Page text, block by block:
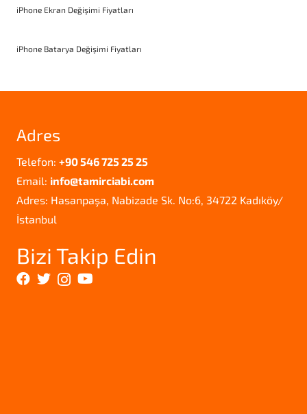
iPhone Ekran Değişimi Fiyatları
iPhone Batarya Değişimi Fiyatları
Adres
Telefon: +90 546 725 25 25
Email: info@tamirciabi.com
Adres: Hasanpaşa, Nabizade Sk. No:6, 34722 Kadıköy/
İstanbul
Bizi Takip Edin